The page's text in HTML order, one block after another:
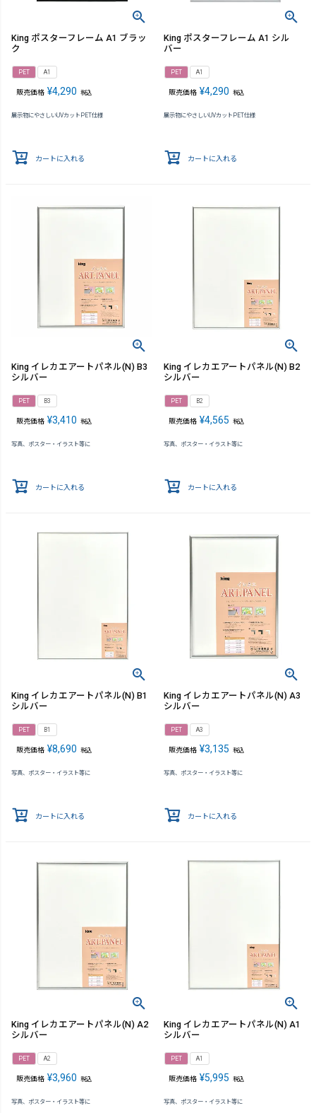
King ポスターフレーム A1 ブラッ
ク
PET A1
販売価格 ¥4,290 税込
展示物にやさしいUVカットPET仕様
カートに入れる
King ポスターフレーム A1 シル
バー
PET A1
販売価格 ¥4,290 税込
展示物にやさしいUVカットPET仕様
カートに入れる
King イレカエアートパネル(N) B3
シルバー
PET B3
販売価格 ¥3,410 税込
写真、ポスター・イラスト等に
カートに入れる
King イレカエアートパネル(N) B2
シルバー
PET B2
販売価格 ¥4,565 税込
写真、ポスター・イラスト等に
カートに入れる
King イレカエアートパネル(N) B1
シルバー
PET B1
販売価格 ¥8,690 税込
写真、ポスター・イラスト等に
カートに入れる
King イレカエアートパネル(N) A3
シルバー
PET A3
販売価格 ¥3,135 税込
写真、ポスター・イラスト等に
カートに入れる
King イレカエアートパネル(N) A2
シルバー
PET A2
販売価格 ¥3,960 税込
写真、ポスター・イラスト等に
King イレカエアートパネル(N) A1
シルバー
PET A1
販売価格 ¥5,995 税込
写真、ポスター・イラスト等に